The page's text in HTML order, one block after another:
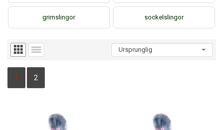
grimslingor sockelslingor
1 2